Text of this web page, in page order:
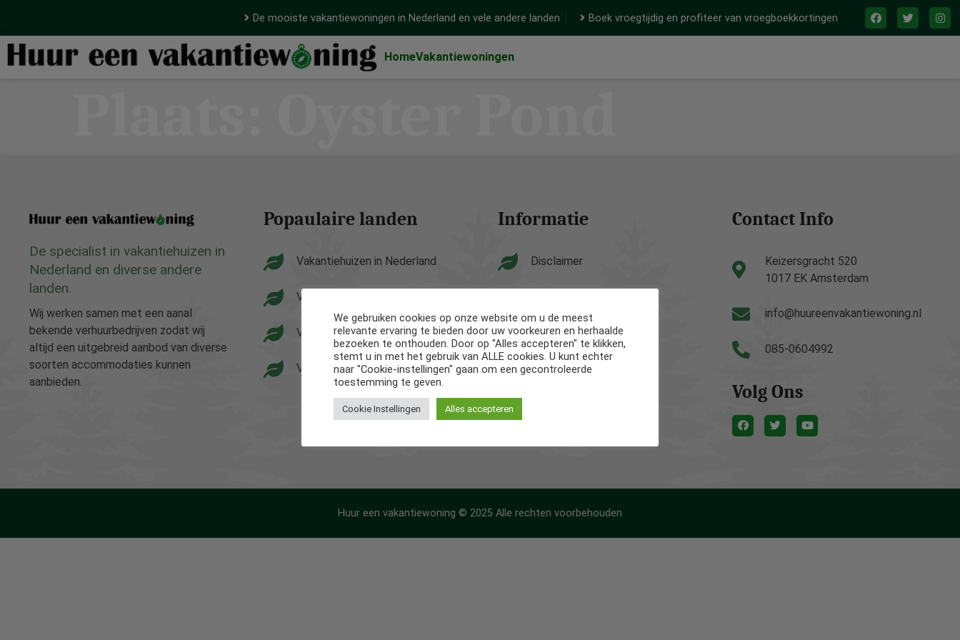
De mooiste vakantiewoningen in Nederland en vele andere landen Boek vroegtijdig en profiteer van vroegboekkortingen
HomeVakantiewoningen
De specialist in vakantiehuizen in
Nederland en diverse andere
landen.
Wij werken samen met een aanal
bekende verhuurbedrijven zodat wij
altijd een uitgebreid aanbod van diverse
soorten accommodaties kunnen
aanbieden.
Popaulaire landen
Vakantiehuizen in Nederland
Vakantiehuizen in België
Vakantiehuizen in Frankrijk
Vakantiehuizen in Spanje
Informatie
Disclaimer
Contact Info
Keizersgracht 520
1017 EK Amsterdam
info@huureenvakantiewoning.nl
085-0604992
Volg Ons
Huur een vakantiewoning © 2025 Alle rechten voorbehouden
We gebruiken cookies op onze website om u de meest
relevante ervaring te bieden door uw voorkeuren en herhaalde
bezoeken te onthouden. Door op "Alles accepteren" te klikken,
stemt u in met het gebruik van ALLE cookies. U kunt echter
naar "Cookie-instellingen" gaan om een gecontroleerde
toestemming te geven.
Cookie Instellingen Alles accepteren